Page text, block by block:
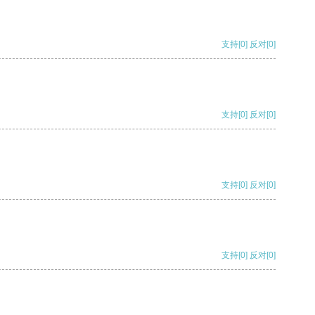
支持[0] 反对[0]
支持[0] 反对[0]
支持[0] 反对[0]
支持[0] 反对[0]